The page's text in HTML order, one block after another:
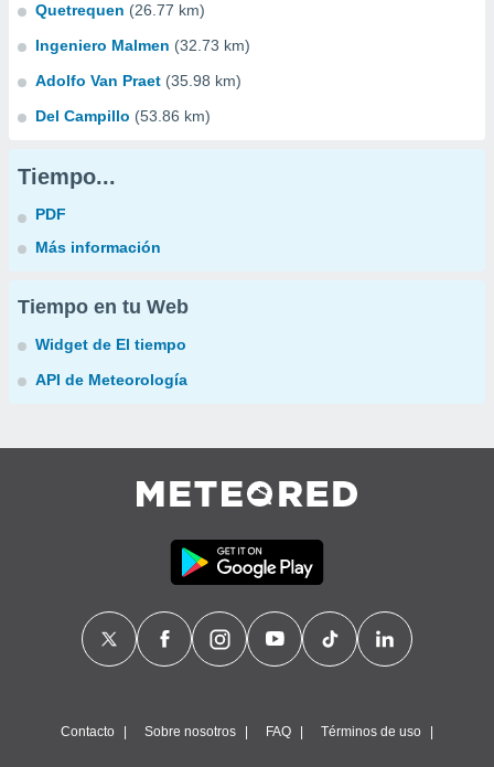
Quetrequen (26.77 km)
Ingeniero Malmen (32.73 km)
Adolfo Van Praet (35.98 km)
Del Campillo (53.86 km)
Tiempo...
PDF
Más información
Tiempo en tu Web
Widget de El tiempo
API de Meteorología
Contacto Sobre nosotros FAQ Términos de uso